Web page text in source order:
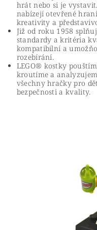
hrát nebo si je
nabízejí otevřené
kreativity a
Již od roku 1958
standardy a kritéria
kompatibilní a
rozebírání.
LEGO® kostky
kroutíme a
všechny hračky pro
bezpečnosti a kvality.